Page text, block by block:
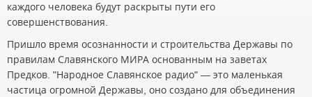
каждого человека будут раскрыты пути его
совершенствования.
Пришло время осознанности и строительства Державы по
правилам Славянского МИРА основанным на заветах
Предков. "Народное Славянское радио" — это маленькая
частица огромной Державы, оно создано для объединения